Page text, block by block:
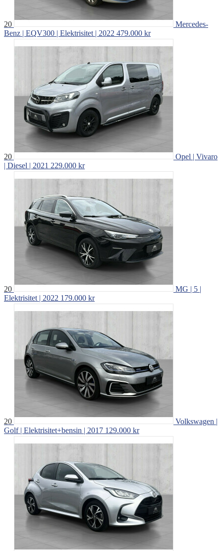
20
Mercedes-
Benz | EQV300 | Elektrisitet | 2022 479.000 kr
20
Opel | Vivaro
| Diesel | 2021 229.000 kr
20
MG | 5 |
Elektrisitet | 2022 179.000 kr
20
Volkswagen |
Golf | Elektrisitet+bensin | 2017 129.000 kr